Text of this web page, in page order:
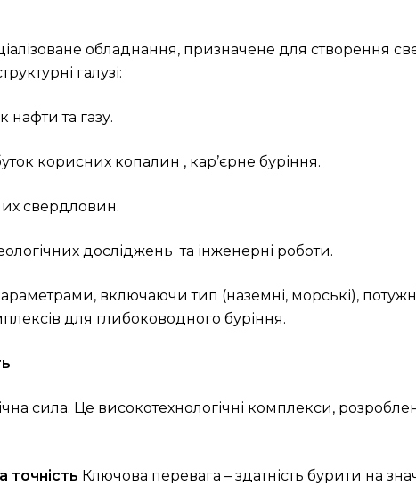
обладнання, призначене для створення
галузі:
нафти та газу.
корисних копалин , кар’єрне буріння.
свердловин.
досліджень та інженерні роботи.
включаючи тип (наземні, морські),
для глибоководного буріння.
сила. Це високотехнологічні комплекси,
точність Ключова перевага – здатність бурити на